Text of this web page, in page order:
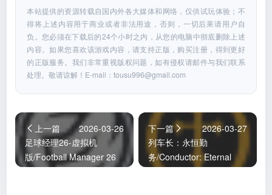
本站提供的资源转载自国内外各大媒体和网络，仅供试玩体验；不
得将上述内容用于商业或者非法用途，否则，一切后果请用户自
负。您必须在下载后的24个小时之内，从您的电脑中彻底删除上述
内容。如果您喜欢该游戏内容，请支持正版，购买注册，得到更好
的正版服务。我们非常重视版权问题，如有侵权请邮件与我们联系
处理。敬请谅解！E-mail：tousu996@gmail.com
上一篇
2026-03-26
足球经理26-虚拟机
版/Football Manager 26
HYPERVISOR
下一篇
2026-03-27
列车长：永恒勤
务/Conductor: Eternal
Service